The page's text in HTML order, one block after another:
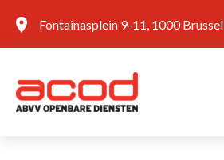
Fontainasplein 9-11, 1000 Brussel